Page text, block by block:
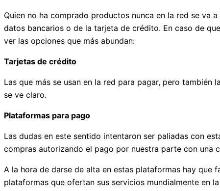
Quien no ha comprado productos nunca en la red se va
datos bancarios o de la tarjeta de crédito. En caso de
ver las opciones que más abundan:
Tarjetas de crédito
Las que más se usan en la red para pagar, pero
se ve claro.
Plataformas para pago
Las dudas en este sentido intentaron ser paliadas con
compras autorizando el pago por nuestra parte con una
A la hora de darse de alta en estas plataformas hay que
plataformas que ofertan sus servicios mundialmente en